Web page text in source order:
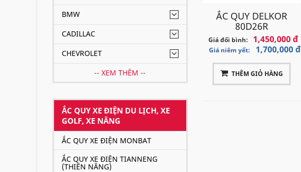
BMW
CADILLAC
CHEVROLET
-- XEM THÊM --
ẮC QUY XE ĐIỆN DU LỊCH, XE
GOLF, XE NÂNG
ẮC QUY XE ĐIỆN MONBAT
ẮC QUY XE ĐIỆN TIANNENG
(THIÊN NĂNG)
ẮC QUY DELKOR
80D26R
Giá đổi bình: 1,450,000 đ
Giá niêm yết: 1,700,000 đ
THÊM GIỎ HÀNG